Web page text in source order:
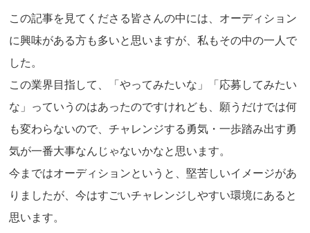
この記事を見てくださる皆さんの中には、オーディション
に興味がある方も多いと思いますが、私もその中の一人で
した。
この業界目指して、「やってみたいな」「応募してみたい
な」っていうのはあったのですけれども、願うだけでは何
も変わらないので、チャレンジする勇気・一歩踏み出す勇
気が一番大事なんじゃないかなと思います。
今まではオーディションというと、堅苦しいイメージがあ
りましたが、今はすごいチャレンジしやすい環境にあると
思います。